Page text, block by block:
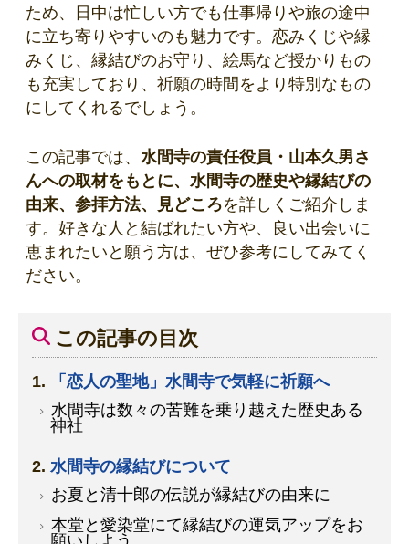
ため、日中は忙しい方でも仕事帰りや旅の途中
に立ち寄りやすいのも魅力です。恋みくじや縁
みくじ、縁結びのお守り、絵馬など授かりもの
も充実しており、祈願の時間をより特別なもの
にしてくれるでしょう。
この記事では、 水間寺の責任役員・山本久男さ
んへの取材をもとに、水間寺の歴史や縁結びの
由来、参拝方法、見どころを詳しくご紹介しま
す。好きな人と結ばれたい方や、良い出会いに
恵まれたいと願う方は、ぜひ参考にしてみてく
ださい。
この記事の目次
「恋人の聖地」水間寺で気軽に祈願へ
水間寺は数々の苦難を乗り越えた歴史ある
神社
水間寺の縁結びについて
お夏と清十郎の伝説が縁結びの由来に
本堂と愛染堂にて縁結びの運気アップをお